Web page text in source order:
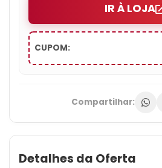
IR À LOJA
CUPOM:
Compartilhar:
Detalhes da Oferta